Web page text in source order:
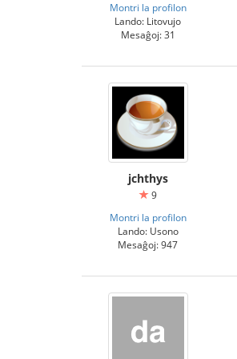
Montri la profilon
Lando: Litovujo
Mesaĝoj: 31
jchthys
9
Montri la profilon
Lando: Usono
Mesaĝoj: 947